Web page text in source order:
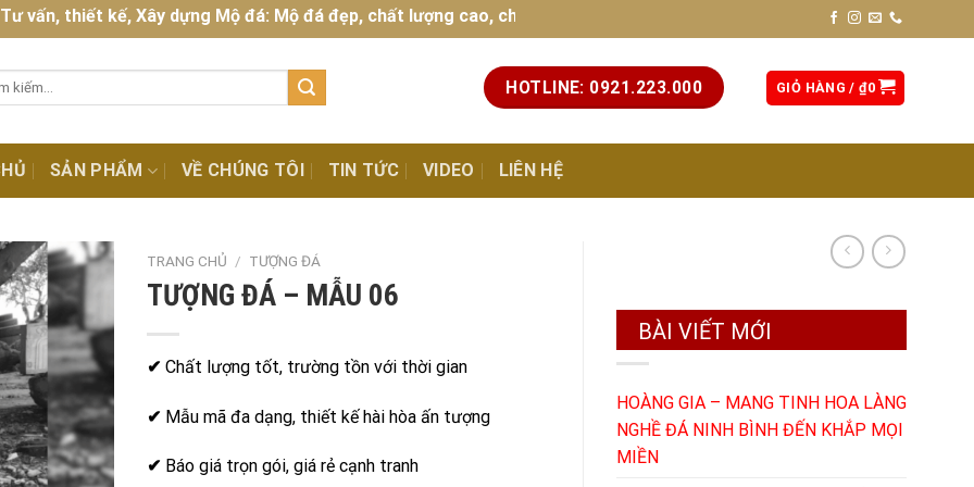
thiết kế, Xây dựng Mộ đá: Mộ đá đẹp, chất lượng cao, chuẩn phong thủy. Liên hệ hotline: 0921.223.000 (để được tư
HOTLINE: 0921.223.000 GIỎ HÀNG /₫0
SẢN PHẨM VỀ CHÚNG TÔI TIN TỨC VIDEO LIÊN HỆ
TRANG CHỦ / TƯỢNG ĐÁ
TƯỢNG ĐÁ – MẪU 06
✔ Chất lượng tốt, trường tồn với thời gian
✔ Mẫu mã đa dạng, thiết kế hài hòa ấn tượng
✔ Báo giá trọn gói, giá rẻ cạnh tranh
BÀI VIẾT MỚI
HOÀNG GIA – MANG TINH HOA LÀNG
NGHỀ ĐÁ NINH BÌNH ĐẾN KHẮP MỌI
MIỀN